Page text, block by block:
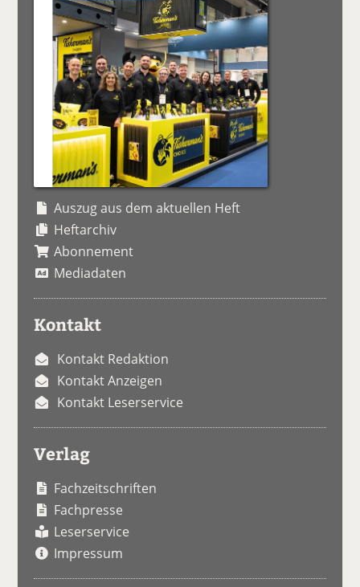
Auszug aus dem aktuellen Heft
Heftarchiv
Abonnement
Mediadaten
Kontakt
Kontakt Redaktion
Kontakt Anzeigen
Kontakt Leserservice
Verlag
Fachzeitschriften
Fachpresse
Leserservice
Impressum